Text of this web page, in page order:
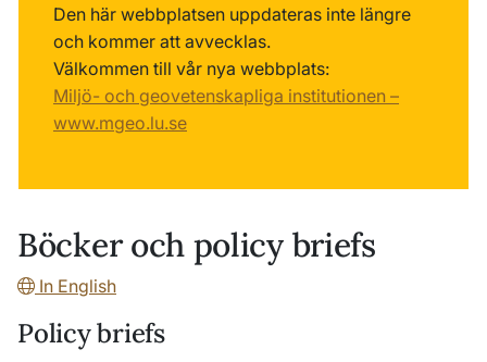
Den här webbplatsen uppdateras inte längre
och kommer att avvecklas.
Välkommen till vår nya webbplats:
Miljö- och geovetenskapliga institutionen –
www.mgeo.lu.se
Böcker och policy briefs
In English
Policy briefs